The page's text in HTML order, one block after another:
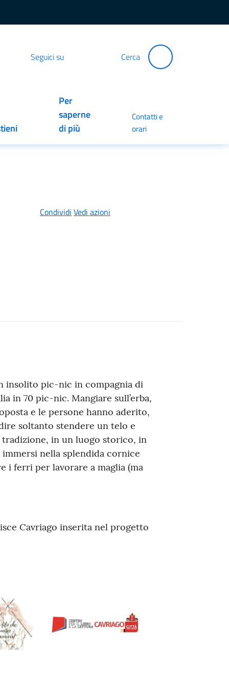
Seguici su Cerca
Per
saperne
di più
Contatti e
orari
Condividi Vedi azioni
insolito pic-nic in compagnia di
in 70 pic-nic. Mangiare sull’erba,
e le persone hanno aderito,
soltanto stendere un telo e
in un luogo storico, in
nella splendida cornice
i ferri per lavorare a maglia (ma
Cavriago inserita nel progetto